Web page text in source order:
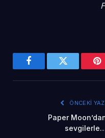
FacebookTwitter
ÖNCEKI
Paper